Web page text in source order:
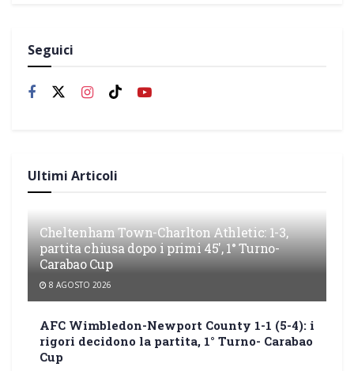
Seguici
Ultimi Articoli
Cheltenham Town-Charlton Athletic: 1-3,
partita chiusa dopo i primi 45′, 1° Turno-
Carabao Cup
8 AGOSTO 2026
AFC Wimbledon-Newport County 1-1 (5-4): i
rigori decidono la partita, 1° Turno- Carabao
Cup